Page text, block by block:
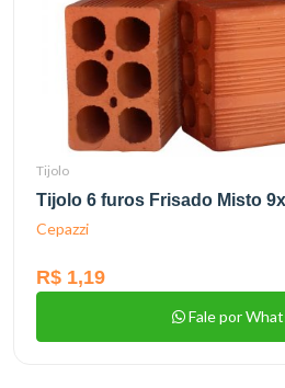
Tijolo
Tijolo 6 furos Frisado Misto
Cepazzi
R$ 1,19
Fale por